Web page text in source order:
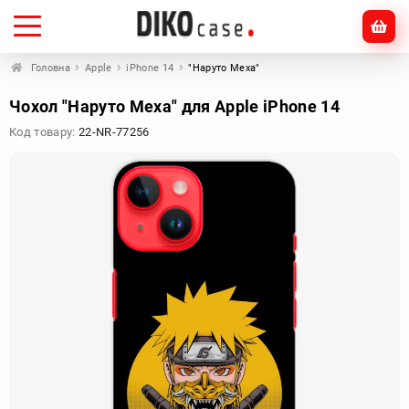
Головна Apple iPhone 14 "Наруто Меха"
Чохол "Наруто Меха" для Apple iPhone 14
Код товару: 22-NR-77256